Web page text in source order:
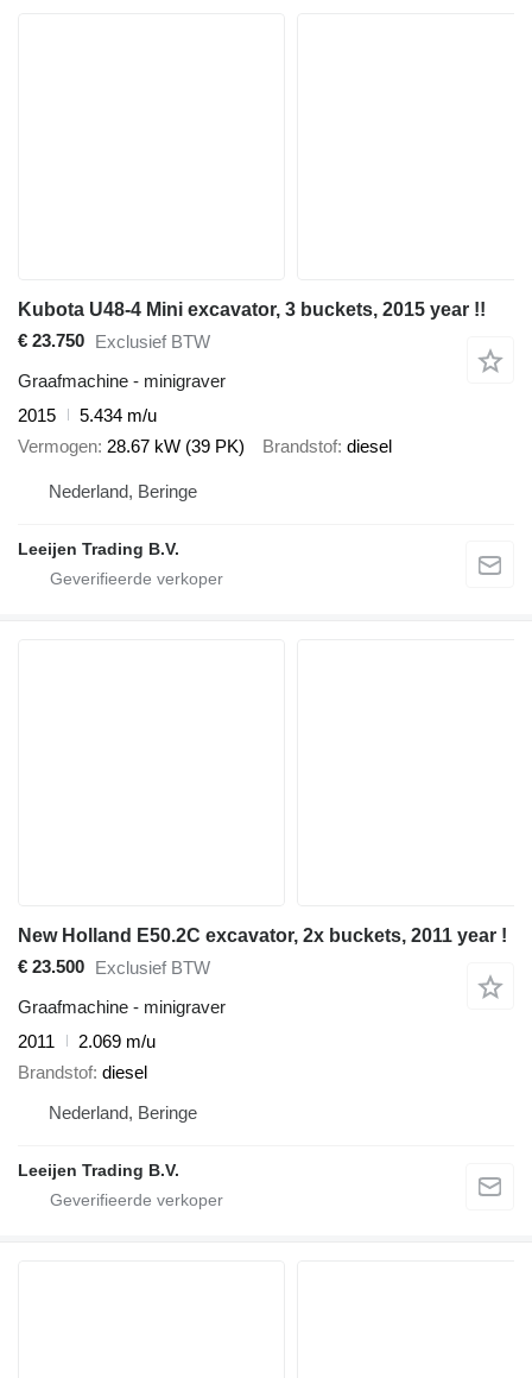
Kubota U48-4 Mini excavator, 3 buckets, 2015 year !!
€ 23.750 Exclusief BTW
Graafmachine - minigraver
2015
5.434 m/u
Vermogen 28.67 kW (39 PK) Brandstof diesel
Nederland, Beringe
Leeijen Trading B.V.
New Holland E50.2C excavator, 2x buckets, 2011 year !
€ 23.500
Exclusief BTW
Graafmachine - minigraver
2011
2.069 m/u
Brandstof diesel
Nederland, Beringe
Leeijen Trading B.V.